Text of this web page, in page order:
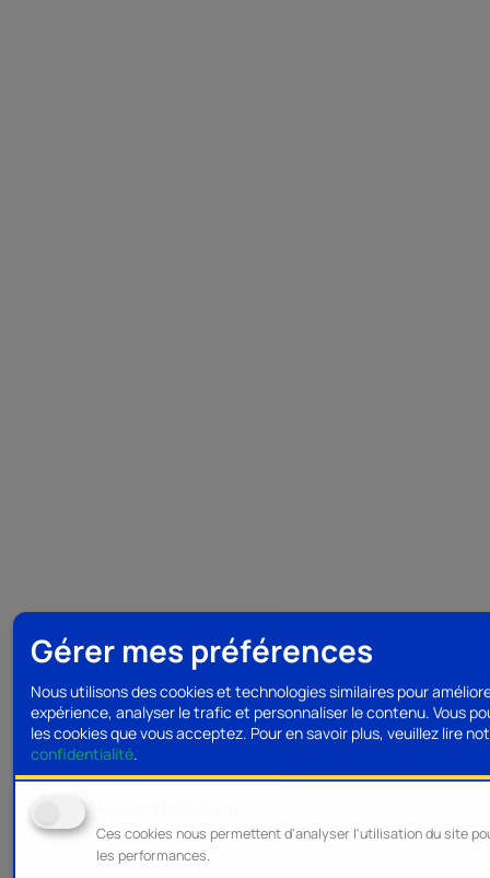
Gérer mes préférences
Nous utilisons des cookies et technologies similaires pour
expérience, analyser le trafic et personnaliser le contenu. Vous
les cookies que vous acceptez. Pour en savoir plus, veuillez lire
confidentialité.
Ces cookies nous permettent d'analyser l'utilisation du site
les performances.